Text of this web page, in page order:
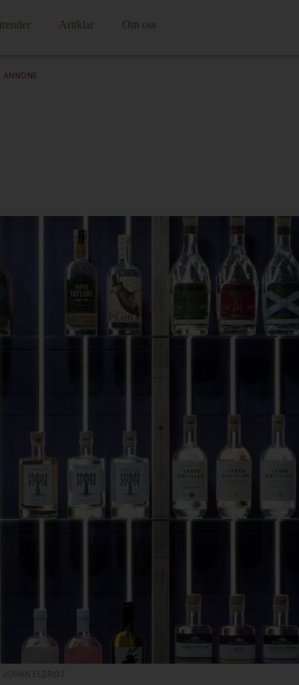
Artiklar Om oss
ANNONS
JOHAN ELDROT